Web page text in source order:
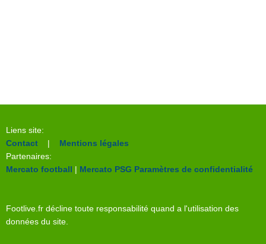
Liens site:
Contact | Mentions légales
Partenaires:
Mercato football | Mercato PSG Paramètres de confidentialité
Footlive.fr décline toute responsabilité quand a l'utilisation des
données du site.